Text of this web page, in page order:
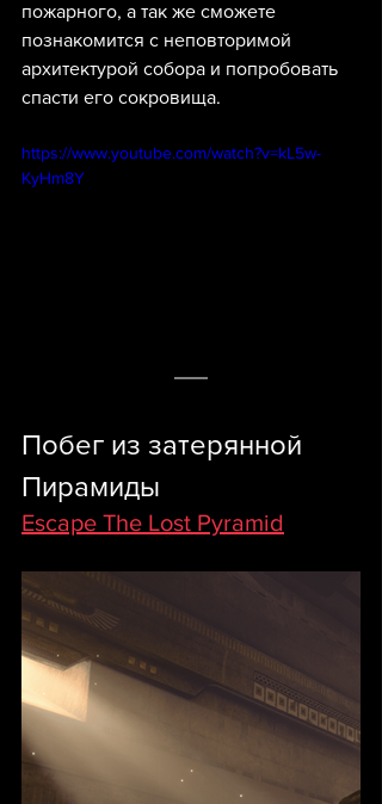
пожарного, а так же сможете
познакомится с неповторимой
архитектурой собора и попробовать
спасти его сокровища.
https://www.youtube.com/watch?v=kL5w-
KyHm8Y
Побег из затерянной
Пирамиды
Escape The Lost Pyramid